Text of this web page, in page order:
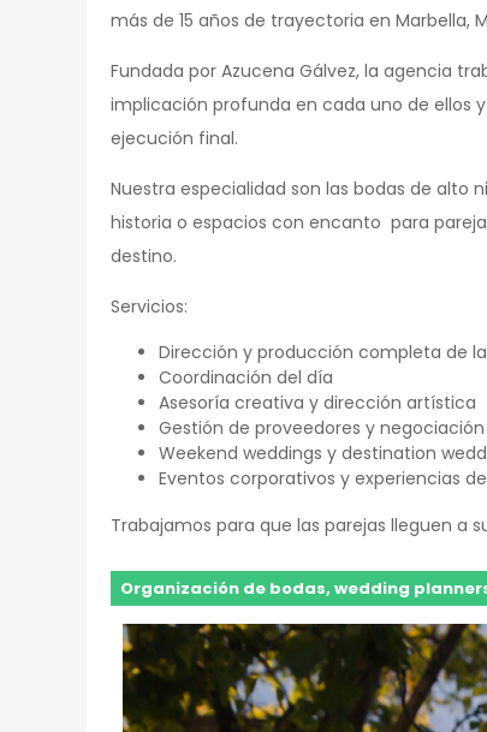
más de 15 años de trayectoria en Marbella,
Fundada por Azucena Gálvez, la agencia
implicación profunda en cada uno de ellos
ejecución final.
Nuestra especialidad son las bodas de
historia o espacios con encanto para
destino.
Servicios:
Dirección y producción completa de
Coordinación del día
Asesoría creativa y dirección artística
Gestión de proveedores y negociación
Weekend weddings y destination
Eventos corporativos y experiencias
Trabajamos para que las parejas lleguen a
Organización de bodas, wedding